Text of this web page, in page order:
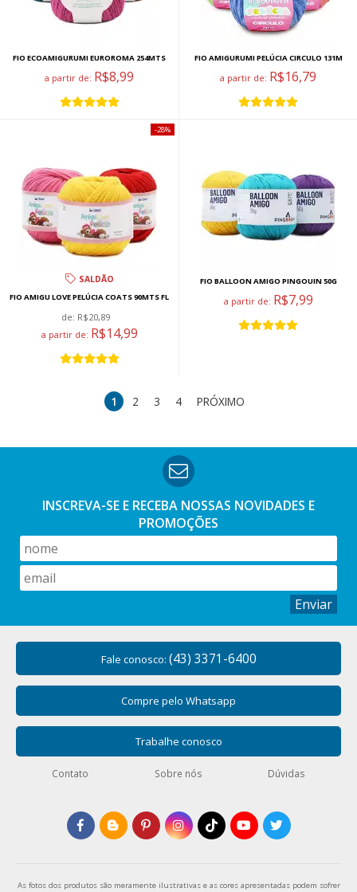
FIO ECOAMIGURUMI EUROROMA 254MTS
a partir de: R$8,99
FIO AMIGURUMI PELÚCIA CIRCULO 131M
a partir de: R$16,79
SALDÃO
FIO AMIGU LOVE PELÚCIA COATS 90MTS FL
de: R$20,89
a partir de: R$14,99
28%
FIO BALLOON AMIGO PINGOUIN 50G
a partir de: R$7,99
1 2 3 4 PRÓXIMO
INSCREVA-SE E RECEBA NOSSAS NOVIDADES E
PROMOÇÕES
Enviar
Fale conosco: (43) 3371-6400
Compre pelo Whatsapp
Trabalhe conosco
Contato Sobre nós Dúvidas
As fotos dos produtos são meramente ilustrativas e as cores apresentadas podem sofrer